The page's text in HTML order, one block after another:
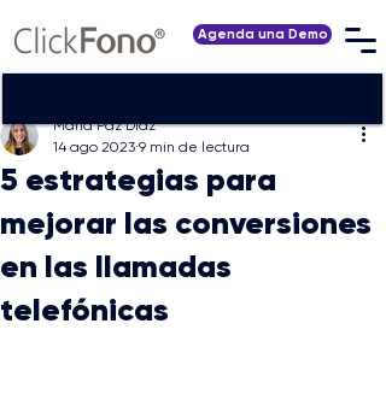
Agenda una Demo
5 estrategias para
mejorar las conversiones
en las llamadas
telefónicas
María Paz Díaz
14 ago 2023 9 min de lectura